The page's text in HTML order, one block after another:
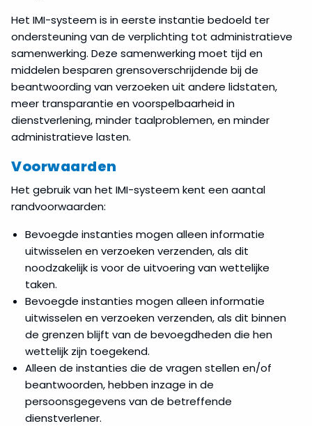
Het IMI-systeem is in eerste instantie bedoeld ter
ondersteuning van de verplichting tot administratieve
samenwerking. Deze samenwerking moet tijd en
middelen besparen grensoverschrijdende bij de
beantwoording van verzoeken uit andere lidstaten,
meer transparantie en voorspelbaarheid in
dienstverlening, minder taalproblemen, en minder
administratieve lasten.
Voorwaarden
Het gebruik van het IMI-systeem kent een aantal
randvoorwaarden:
Bevoegde instanties mogen alleen informatie
uitwisselen en verzoeken verzenden, als dit
noodzakelijk is voor de uitvoering van wettelijke
taken.
Bevoegde instanties mogen alleen informatie
uitwisselen en verzoeken verzenden, als dit binnen
de grenzen blijft van de bevoegdheden die hen
wettelijk zijn toegekend.
Alleen de instanties die de vragen stellen en/of
beantwoorden, hebben inzage in de
persoonsgegevens van de betreffende
dienstverlener.